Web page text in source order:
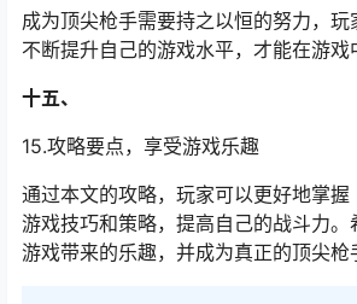
成为顶尖枪手需要持之以恒的努力，玩
不断提升自己的游戏水平，才能在游戏
十五、
15.攻略要点，享受游戏乐趣
通过本文的攻略，玩家可以更好地掌握
游戏技巧和策略，提高自己的战斗力。
游戏带来的乐趣，并成为真正的顶尖枪